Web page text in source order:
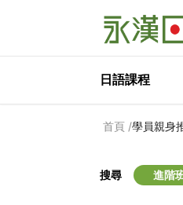
日語課程
首頁 /學員親身
搜尋 進階